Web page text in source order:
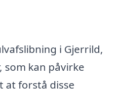
i Gjerrild,
kan påvirke
at forstå disse